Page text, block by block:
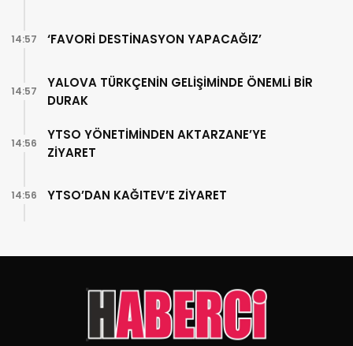
‘FAVORİ DESTİNASYON YAPACAĞIZ’
14:57
YALOVA TÜRKÇENİN GELİŞİMİNDE ÖNEMLİ BİR
DURAK
14:57
YTSO YÖNETİMİNDEN AKTARZANE’YE
ZİYARET
14:56
YTSO’DAN KAĞITEV’E ZİYARET
14:56